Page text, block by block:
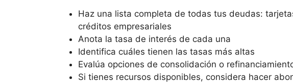
Haz una lista completa de todas tus deudas:
créditos empresariales
Anota la tasa de interés de cada una
Identifica cuáles tienen las tasas más altas
Evalúa opciones de consolidación o
Si tienes recursos disponibles, considera hacer